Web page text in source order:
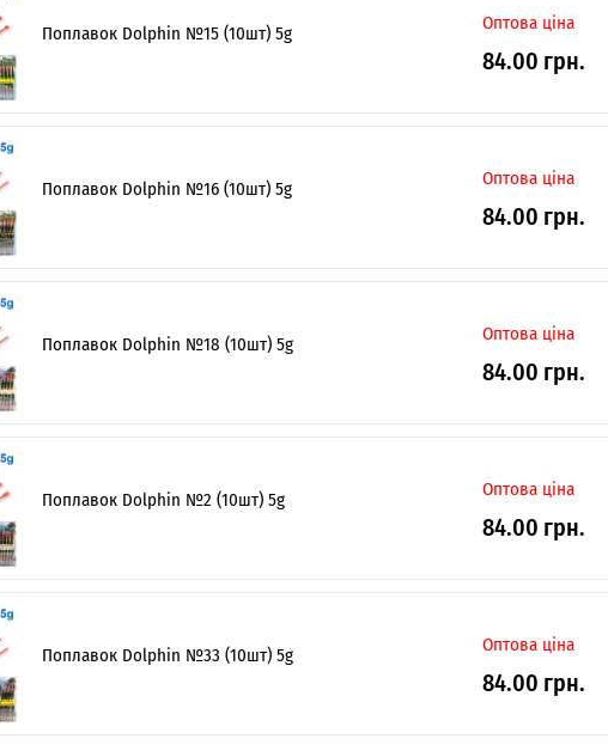
Поплавок Dolphin №15 (10шт) 5g Оптова ціна
84.00 грн.
Поплавок Dolphin №16 (10шт) 5g Оптова ціна
84.00 грн.
Поплавок Dolphin №18 (10шт) 5g Оптова ціна
84.00 грн.
Поплавок Dolphin №2 (10шт) 5g Оптова ціна
84.00 грн.
Поплавок Dolphin №33 (10шт) 5g Оптова ціна
84.00 грн.
ІНТЕРНЕТ-МАГАЗИНОПТОВОГО ПРОДАЖУ.
Роздрібні замовлення не розглядаються!
Я ОПТОВИЙ ПОКУПЕЦЬ